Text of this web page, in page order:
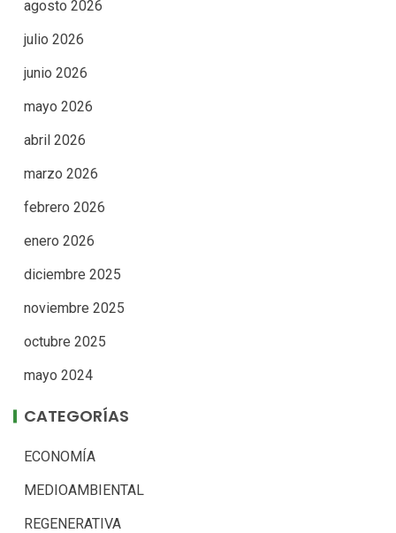
agosto 2026
julio 2026
junio 2026
mayo 2026
abril 2026
marzo 2026
febrero 2026
enero 2026
diciembre 2025
noviembre 2025
octubre 2025
mayo 2024
CATEGORÍAS
ECONOMÍA
MEDIOAMBIENTAL
REGENERATIVA